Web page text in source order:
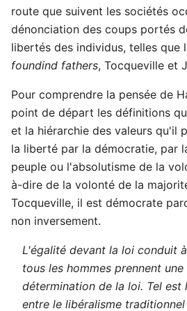
route que suivent les sociétés
dénonciation des coups portés
libertés des individus, telles que
foundind fathers, Tocqueville et
Pour comprendre la pensée de
point de départ les définitions
et la hiérarchie des valeurs qu'il
la liberté par la démocratie, par
peuple ou l'absolutisme de la
à-dire de la volonté de la
Tocqueville, il est démocrate
non inversement.
L'égalité devant la loi conduit
tous les hommes prennent
détermination de la loi. Tel
entre le libéralisme